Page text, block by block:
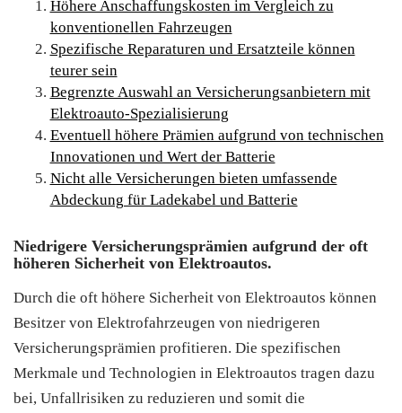
Höhere Anschaffungskosten im Vergleich zu
konventionellen Fahrzeugen
Spezifische Reparaturen und Ersatzteile können
teurer sein
Begrenzte Auswahl an Versicherungsanbietern mit
Elektroauto-Spezialisierung
Eventuell höhere Prämien aufgrund von technischen
Innovationen und Wert der Batterie
Nicht alle Versicherungen bieten umfassende
Abdeckung für Ladekabel und Batterie
Niedrigere Versicherungsprämien aufgrund der oft
höheren Sicherheit von Elektroautos.
Durch die oft höhere Sicherheit von Elektroautos können
Besitzer von Elektrofahrzeugen von niedrigeren
Versicherungsprämien profitieren. Die spezifischen
Merkmale und Technologien in Elektroautos tragen dazu
bei, Unfallrisiken zu reduzieren und somit die